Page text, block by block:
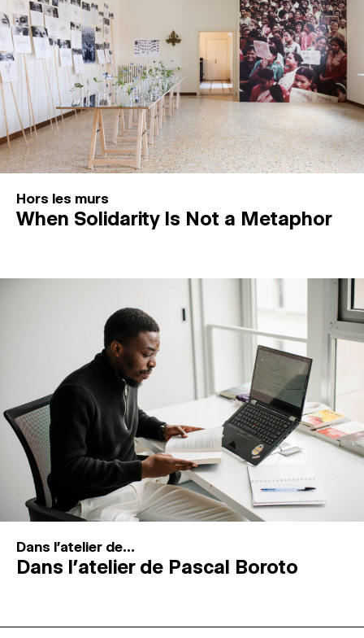
Hors les murs
When Solidarity Is Not a Metaphor
Dans l'atelier de...
Dans l’atelier de Pascal Boroto